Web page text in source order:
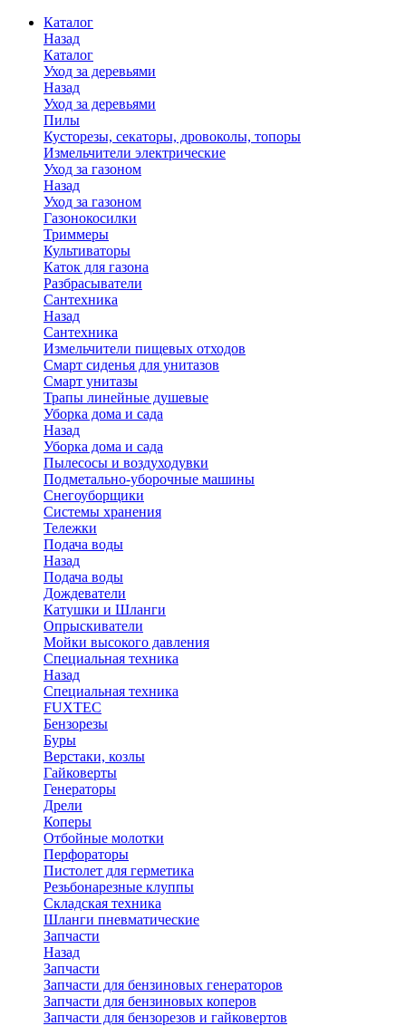
Каталог
Назад
Каталог
Уход за деревьями
Назад
Уход за деревьями
Пилы
Кусторезы, секаторы, дровоколы, топоры
Измельчители электрические
Уход за газоном
Назад
Уход за газоном
Газонокосилки
Триммеры
Культиваторы
Каток для газона
Разбрасыватели
Сантехника
Назад
Сантехника
Измельчители пищевых отходов
Смарт сиденья для унитазов
Смарт унитазы
Трапы линейные душевые
Уборка дома и сада
Назад
Уборка дома и сада
Пылесосы и воздуходувки
Подметально-уборочные машины
Снегоуборщики
Системы хранения
Тележки
Подача воды
Назад
Подача воды
Дождеватели
Катушки и Шланги
Опрыскиватели
Мойки высокого давления
Специальная техника
Назад
Специальная техника
FUXTEC
Бензорезы
Буры
Верстаки, козлы
Гайковерты
Генераторы
Дрели
Коперы
Отбойные молотки
Перфораторы
Пистолет для герметика
Резьбонарезные клуппы
Складская техника
Шланги пневматические
Запчасти
Назад
Запчасти
Запчасти для бензиновых генераторов
Запчасти для бензиновых коперов
Запчасти для бензорезов и гайковертов